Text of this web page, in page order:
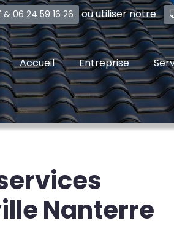
& 06 24 59 16 26 ou utiliser notre
Accueil Entreprise
Nanterre